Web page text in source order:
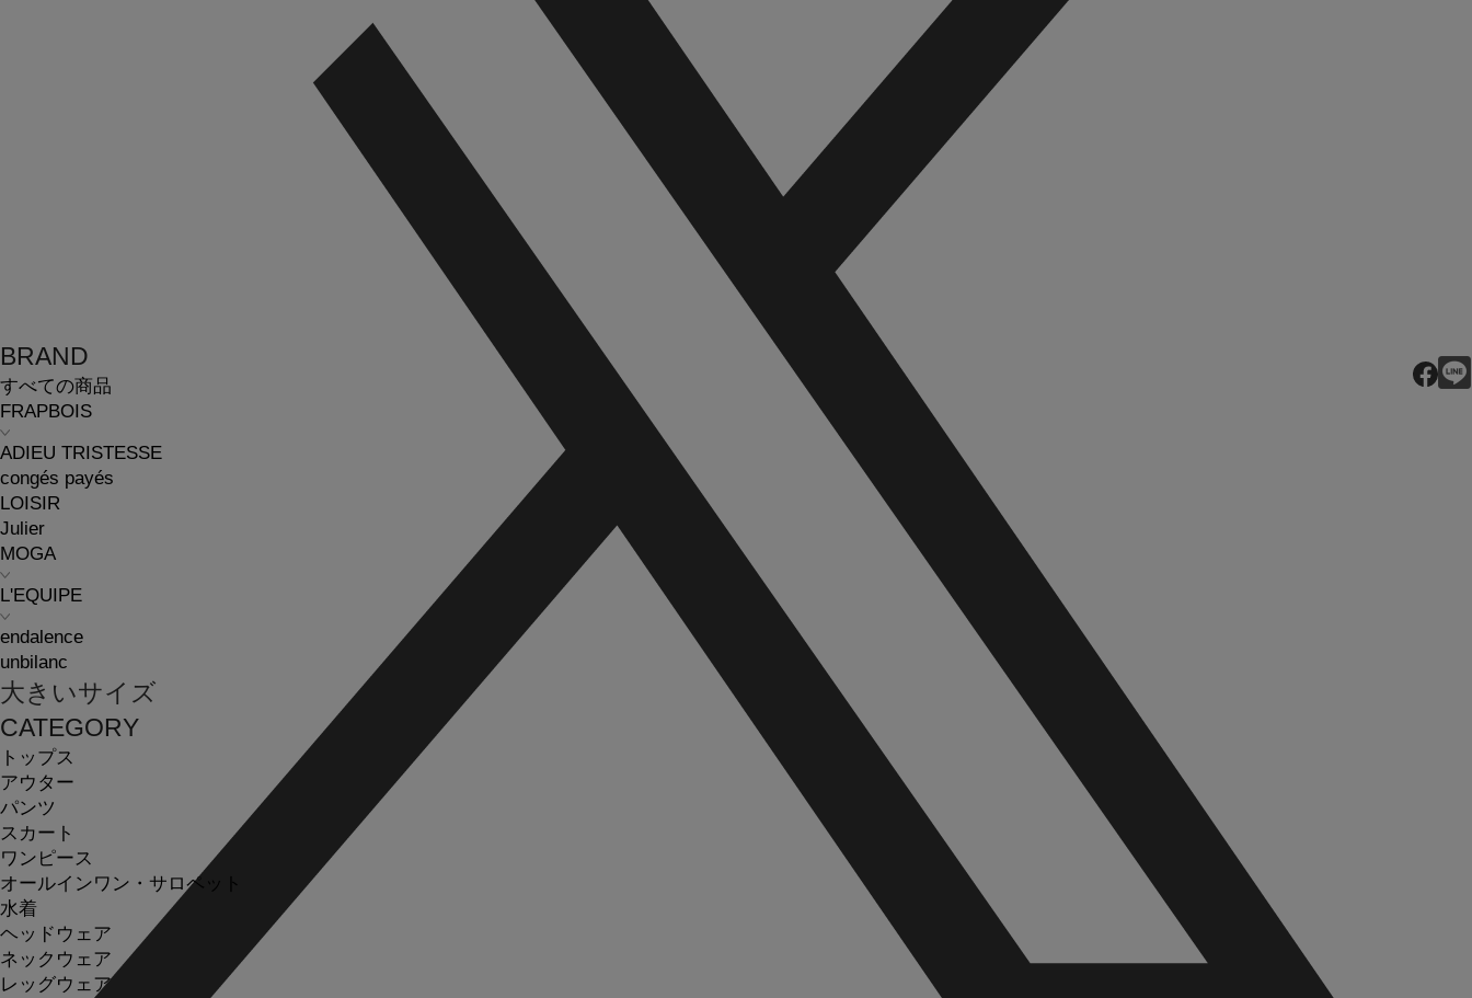
BRAND
すべての商品
FRAPBOIS
ADIEU TRISTESSE
congés payés
LOISIR
Julier
MOGA
L'EQUIPE
endalence
unbilanc
大きいサイズ
CATEGORY
トップス
アウター
パンツ
スカート
ワンピース
オールインワン・サロペット
水着
ヘッドウェア
ネックウェア
レッグウェア